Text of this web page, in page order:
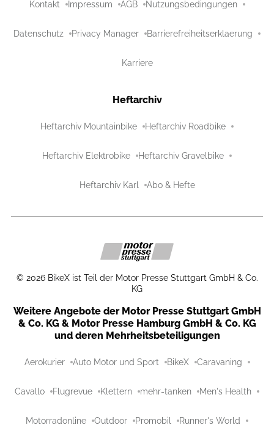
Kontakt Impressum AGB Nutzungsbedingungen
Datenschutz Privacy Manager Barrierefreiheitserklaerung
Karriere
Heftarchiv
Heftarchiv Mountainbike Heftarchiv Roadbike
Heftarchiv Elektrobike Heftarchiv Gravelbike
Heftarchiv Karl Abo & Hefte
© 2026 BikeX ist Teil der Motor Presse Stuttgart GmbH & Co.
KG
Weitere Angebote der Motor Presse Stuttgart GmbH
& Co. KG & Motor Presse Hamburg GmbH & Co. KG
und deren Mehrheitsbeteiligungen
Aerokurier Auto Motor und Sport BikeX Caravaning
Cavallo Flugrevue Klettern mehr-tanken Men's Health
Motorradonline Outdoor Promobil Runner's World